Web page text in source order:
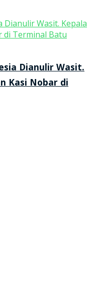
Dianulir Wasit.
Kasi Nobar di